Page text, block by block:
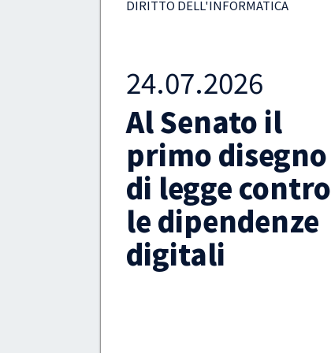
DIRITTO DELL'INFORMATICA
13.07.2026
Oltre 6mila
cause contro i
social network
negli USA. E in
Italia?